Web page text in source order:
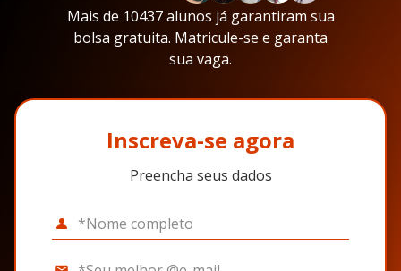
Mais de 10437 alunos já garantiram sua
bolsa gratuita. Matricule-se e garanta
sua vaga.
Inscreva-se agora
Preencha seus dados